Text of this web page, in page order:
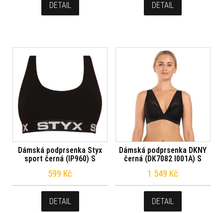
DETAIL DETAIL
Dámská podprsenka Styx
sport černá (IP960) S
599 Kč
DETAIL
Dámská podprsenka DKNY
černá (DK7082 I001A) S
1 549 Kč
DETAIL